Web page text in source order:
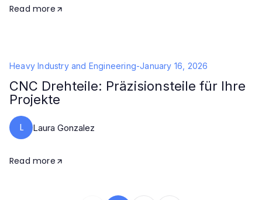
Read more
Heavy Industry and Engineering-January 16, 2026
CNC Drehteile: Präzisionsteile für Ihre
Projekte
L Laura Gonzalez
Read more